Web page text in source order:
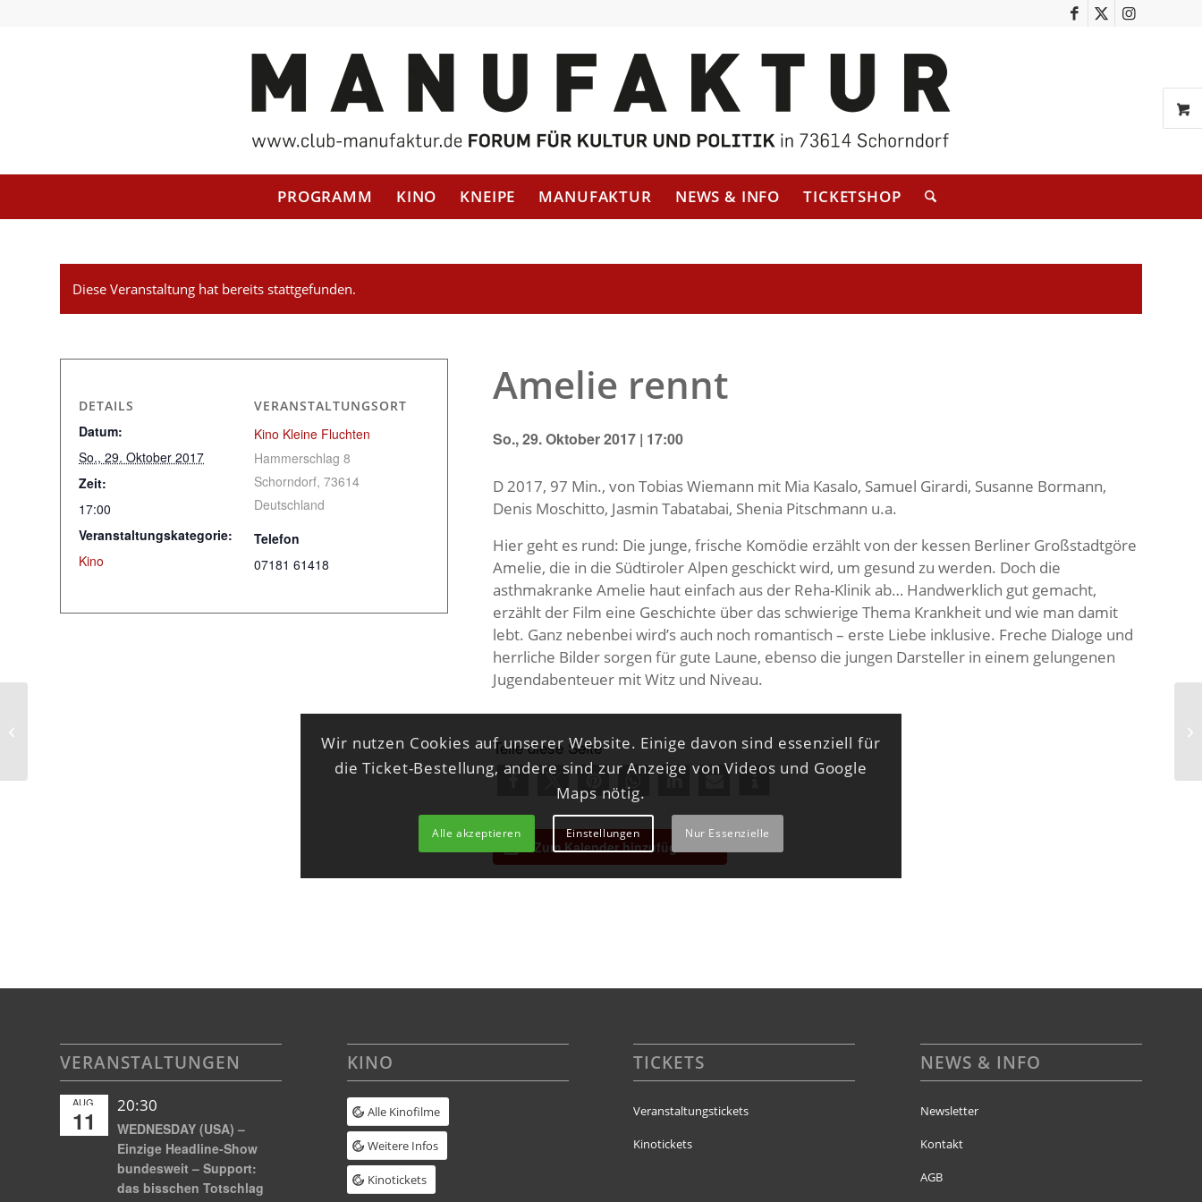
PROGRAMM KINO KNEIPE MANUFAKTUR NEWS & INFO TICKETSHOP
Diese Veranstaltung hat bereits stattgefunden.
Amelie rennt
So., 29. Oktober 2017 | 17:00
D 2017, 97 Min., von Tobias Wiemann mit Mia Kasalo, Samuel Girardi, Susanne Bormann,
Denis Moschitto, Jasmin Tabatabai, Shenia Pitschmann u.a.
Hier geht es rund: Die junge, frische Komödie erzählt von der kessen Berliner Großstadtgöre
Amelie, die in die Südtiroler Alpen geschickt wird, um gesund zu werden. Doch die
asthmakranke Amelie haut einfach aus der Reha-Klinik ab… Handwerklich gut gemacht,
erzählt der Film eine Geschichte über das schwierige Thema Krankheit und wie man damit
lebt. Ganz nebenbei wird’s auch noch romantisch – erste Liebe inklusive. Freche Dialoge und
herrliche Bilder sorgen für gute Laune, ebenso die jungen Darsteller in einem gelungenen
Jugendabenteuer mit Witz und Niveau.
Teile diese Seite
Zum Kalender hinzufügen
DETAILS
Datum:
So., 29. Oktober 2017
Zeit:
17:00
Veranstaltungskategorie:
Kino
VERANSTALTUNGSORT
Kino Kleine Fluchten
Hammerschlag 8
Schorndorf, 73614
Deutschland
Telefon
07181 61418
VERANSTALTUNGEN
AUG.
11
20:30
WEDNESDAY (USA) –
Einzige Headline-Show
bundesweit – Support:
das bisschen Totschlag
KINO
Alle Kinofilme
Weitere Infos
Kinotickets
TICKETS
Veranstaltungstickets
Kinotickets
NEWS & INFO
Newsletter
Kontakt
AGB
Wir nutzen Cookies auf unserer Website. Einige davon sind essenziell für
die Ticket-Bestellung, andere sind zur Anzeige von Videos und Google
Maps nötig.
Alle akzeptieren Einstellungen Nur Essenzielle